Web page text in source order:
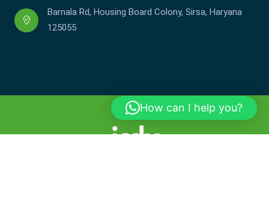
Barnala Rd, Housing Board Colony, Sirsa, Haryana
125055
How can I help you?